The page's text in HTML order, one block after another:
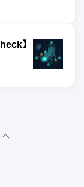
】
へ